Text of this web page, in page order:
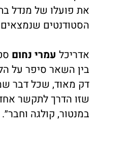
את פועלו של מנדל
הסטודנטים
אדריכל עמרי נחום
בין השאר סיפר על
דק מאוד, שכל דבר
שזו הדרך לתקשר
במנטור, קולגה וחבר״.